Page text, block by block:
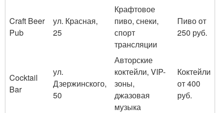
Craft Beer
Pub
ул. Красная,
25
Крафтовое
пиво, снеки,
спорт
трансляции
Пиво от
250 руб.
Cocktail
Bar
ул.
Дзержинского,
50
Авторские
коктейли, VIP-
зоны,
джазовая
музыка
Коктейли
от 400
руб.